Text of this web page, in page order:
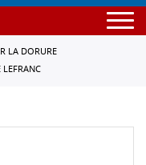
LA DORURE